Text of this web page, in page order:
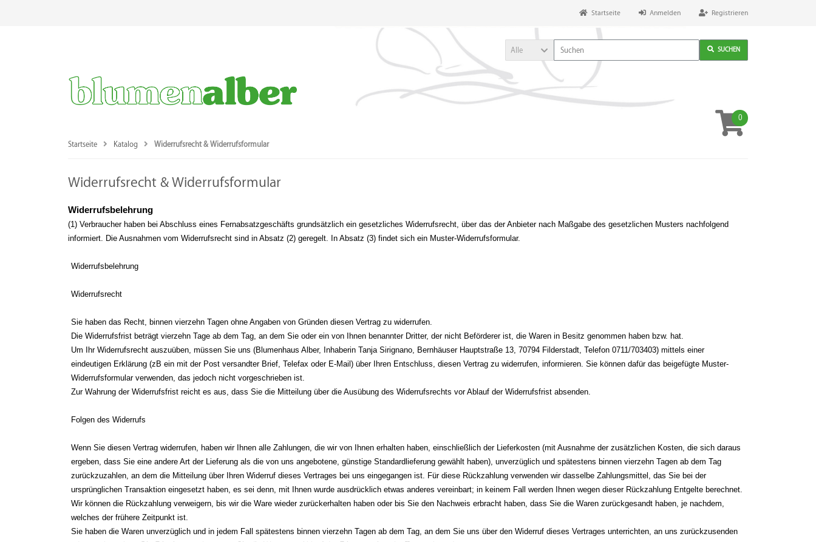
Registrieren
Anmelden
Startseite
Alle SUCHEN
0
Startseite Katalog Widerrufsrecht & Widerrufsformular
Widerrufsrecht & Widerrufsformular
Widerrufsbelehrung
(1) Verbraucher haben bei Abschluss eines Fernabsatzgeschäfts grundsätzlich ein gesetzliches Widerrufsrecht, über das der Anbieter nach Maßgabe des gesetzlichen Musters nachfolgend
informiert. Die Ausnahmen vom Widerrufsrecht sind in Absatz (2) geregelt. In Absatz (3) findet sich ein Muster-Widerrufsformular.
Widerrufsbelehrung
Widerrufsrecht
Sie haben das Recht, binnen vierzehn Tagen ohne Angaben von Gründen diesen Vertrag zu widerrufen.
Die Widerrufsfrist beträgt vierzehn Tage ab dem Tag, an dem Sie oder ein von Ihnen benannter Dritter, der nicht Beförderer ist, die Waren in Besitz genommen haben bzw. hat.
Um Ihr Widerrufsrecht auszuüben, müssen Sie uns (Blumenhaus Alber, Inhaberin Tanja Sirignano, Bernhäuser Hauptstraße 13, 70794 Filderstadt, Telefon 0711/703403) mittels einer
eindeutigen Erklärung (zB ein mit der Post versandter Brief, Telefax oder E-Mail) über Ihren Entschluss, diesen Vertrag zu widerrufen, informieren. Sie können dafür das beigefügte Muster-
Widerrufsformular verwenden, das jedoch nicht vorgeschrieben ist.
Zur Wahrung der Widerrufsfrist reicht es aus, dass Sie die Mitteilung über die Ausübung des Widerrufsrechts vor Ablauf der Widerrufsfrist absenden.
Folgen des Widerrufs
Wenn Sie diesen Vertrag widerrufen, haben wir Ihnen alle Zahlungen, die wir von Ihnen erhalten haben, einschließlich der Lieferkosten (mit Ausnahme der zusätzlichen Kosten, die sich daraus
ergeben, dass Sie eine andere Art der Lieferung als die von uns angebotene, günstige Standardlieferung gewählt haben), unverzüglich und spätestens binnen vierzehn Tagen ab dem Tag
zurückzuzahlen, an dem die Mitteilung über Ihren Widerruf dieses Vertrages bei uns eingegangen ist. Für diese Rückzahlung verwenden wir dasselbe Zahlungsmittel, das Sie bei der
ursprünglichen Transaktion eingesetzt haben, es sei denn, mit Ihnen wurde ausdrücklich etwas anderes vereinbart; in keinem Fall werden Ihnen wegen dieser Rückzahlung Entgelte berechnet.
Wir können die Rückzahlung verweigern, bis wir die Ware wieder zurückerhalten haben oder bis Sie den Nachweis erbracht haben, dass Sie die Waren zurückgesandt haben, je nachdem,
welches der frühere Zeitpunkt ist.
Sie haben die Waren unverzüglich und in jedem Fall spätestens binnen vierzehn Tagen ab dem Tag, an dem Sie uns über den Widerruf dieses Vertrages unterrichten, an uns zurückzusenden